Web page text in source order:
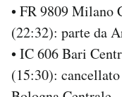
• FR 9809 Milano
(22:32): parte da
• IC 606 Bari
(15:30):